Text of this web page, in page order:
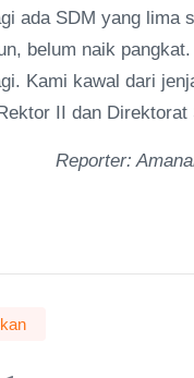
ada SDM yang lima
belum naik
Kami kawal dari
II dan Direktorat
Reporter: